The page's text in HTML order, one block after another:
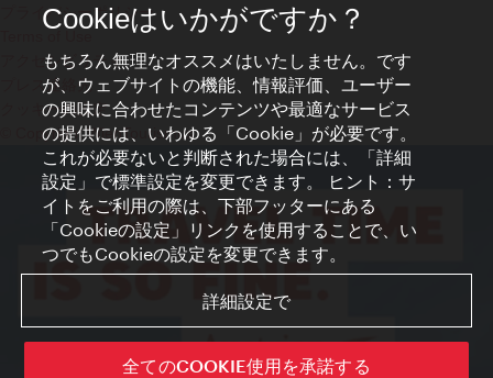
プライバシーポリシー
アクセシビリティ
プレス連絡先
クッキーの設定
© Copyright WienTourismus
Cookieはいかがですか？
もちろん無理なオススメはいたしません。です
が、ウェブサイトの機能、情報評価、ユーザー
の興味に合わせたコンテンツや最適なサービス
の提供には、いわゆる「Cookie」が必要です。
これが必要ないと判断された場合には、「詳細
設定」で標準設定を変更できます。 ヒント：サ
イトをご利用の際は、下部フッターにある
「Cookieの設定」リンクを使用することで、い
つでもCookieの設定を変更できます。
詳細設定で
全てのCOOKIE使用を承諾する